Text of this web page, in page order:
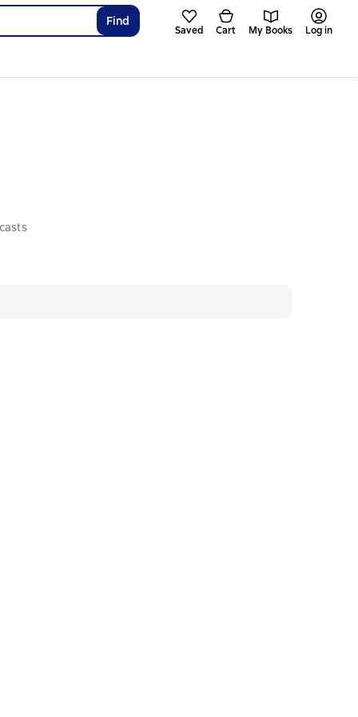
Find
Saved Cart My Books Log in